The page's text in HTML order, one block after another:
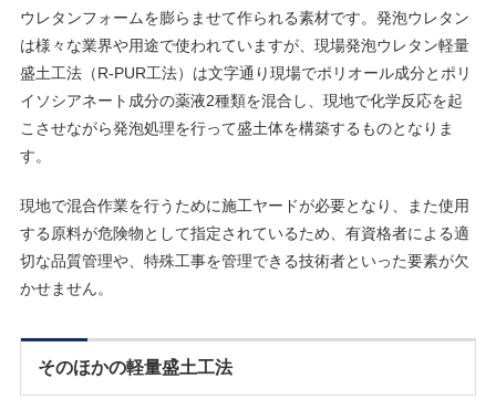
ウレタンフォームを膨らませて作られる素材です。発泡ウレタン
は様々な業界や用途で使われていますが、現場発泡ウレタン軽量
盛土工法（R-PUR工法）は文字通り現場でポリオール成分とポリ
イソシアネート成分の薬液2種類を混合し、現地で化学反応を起
こさせながら発泡処理を行って盛土体を構築するものとなりま
す。
現地で混合作業を行うために施工ヤードが必要となり、また使用
する原料が危険物として指定されているため、有資格者による適
切な品質管理や、特殊工事を管理できる技術者といった要素が欠
かせません。
そのほかの軽量盛土工法